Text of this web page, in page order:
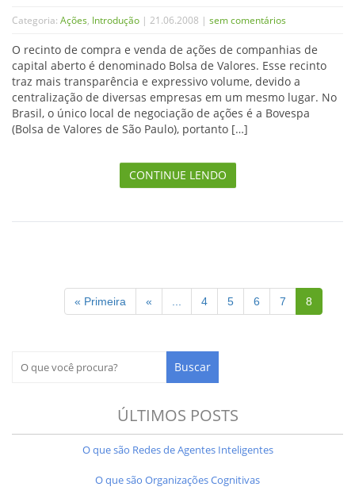
Categoria: Ações, Introdução | 21.06.2008 | sem comentários
O recinto de compra e venda de ações de companhias de
capital aberto é denominado Bolsa de Valores. Esse recinto
traz mais transparência e expressivo volume, devido a
centralização de diversas empresas em um mesmo lugar. No
Brasil, o único local de negociação de ações é a Bovespa
(Bolsa de Valores de São Paulo), portanto […]
CONTINUE LENDO
« Primeira « 4 5 6 7 8
ÚLTIMOS POSTS
O que são Redes de Agentes Inteligentes
O que são Organizações Cognitivas